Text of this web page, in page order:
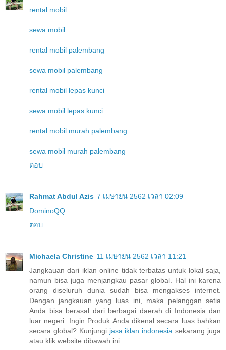
rental mobil
sewa mobil
rental mobil palembang
sewa mobil palembang
rental mobil lepas kunci
sewa mobil lepas kunci
rental mobil murah palembang
sewa mobil murah palembang
ตอบ
Rahmat Abdul Azis 7 เมษายน 2562 เวลา 02:09
DominoQQ
ตอบ
Michaela Christine 11 เมษายน 2562 เวลา 11:21
Jangkauan dari iklan online tidak terbatas untuk lokal saja,
namun bisa juga menjangkau pasar global. Hal ini karena
orang diseluruh dunia sudah bisa mengakses internet.
Dengan jangkauan yang luas ini, maka pelanggan setia
Anda bisa berasal dari berbagai daerah di Indonesia dan
luar negeri. Ingin Produk Anda dikenal secara luas bahkan
secara global? Kunjungi jasa iklan indonesia sekarang juga
atau klik website dibawah ini: